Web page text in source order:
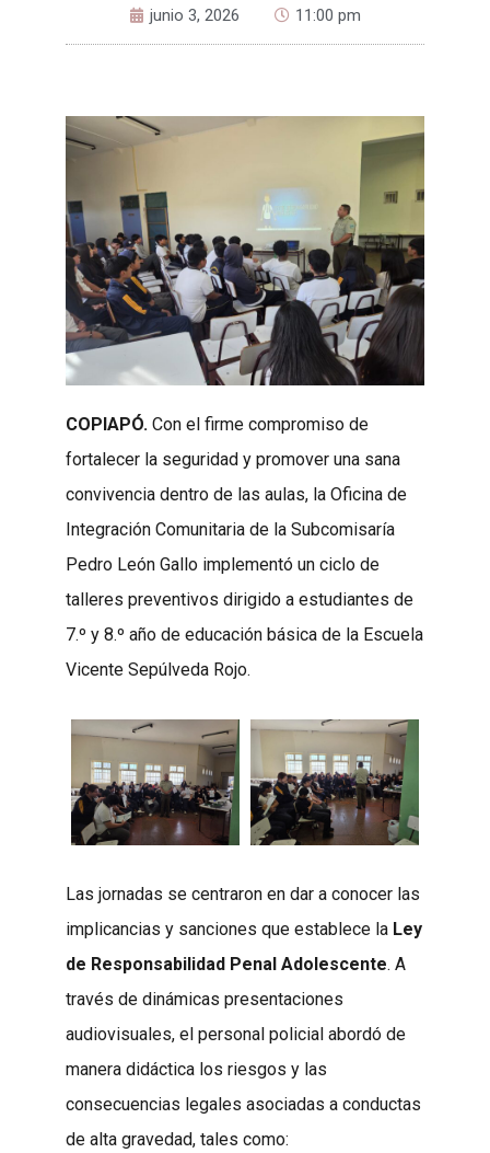
junio 3, 2026 11:00 pm
COPIAPÓ. Con el firme compromiso de
fortalecer la seguridad y promover una sana
convivencia dentro de las aulas, la Oficina de
Integración Comunitaria de la Subcomisaría
Pedro León Gallo implementó un ciclo de
talleres preventivos dirigido a estudiantes de
7.º y 8.º año de educación básica de la Escuela
Vicente Sepúlveda Rojo.
Las jornadas se centraron en dar a conocer las
implicancias y sanciones que establece la Ley
de Responsabilidad Penal Adolescente. A
través de dinámicas presentaciones
audiovisuales, el personal policial abordó de
manera didáctica los riesgos y las
consecuencias legales asociadas a conductas
de alta gravedad, tales como: